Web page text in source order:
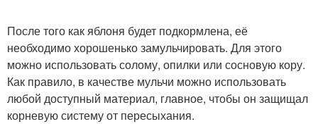
После того как яблоня будет подкормлена, её
необходимо хорошенько замульчировать. Для этого
можно использовать солому, опилки или сосновую кору.
Как правило, в качестве мульчи можно использовать
любой доступный материал, главное, чтобы он защищал
корневую систему от пересыхания.